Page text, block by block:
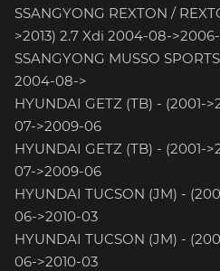
SSANGYONG REXTON /
>2013) 2.7 Xdi 2004-08-
SSANGYONG MUSSO
2004-08->
HYUNDAI GETZ (TB) - (2001-
07->2009-06
HYUNDAI GETZ (TB) - (2001-
07->2009-06
HYUNDAI TUCSON (JM) -
06->2010-03
HYUNDAI TUCSON (JM) -
06->2010-03